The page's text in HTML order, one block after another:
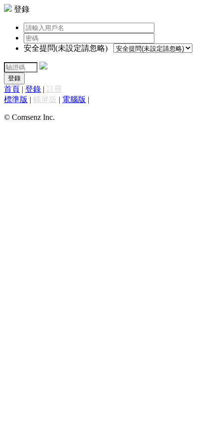
登錄
安全提問(未設定請忽略)
登錄
首頁 | 登錄 | 註冊
標準版 | 觸屏版 | 電腦版 |
© Comsenz Inc.